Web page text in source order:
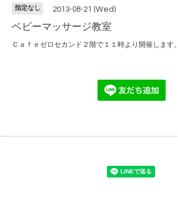
指定なし 2013-08-21 (Wed)
ベビーマッサージ教室
Ｃａｆｅゼロセカンド２階で１１時より開催します。